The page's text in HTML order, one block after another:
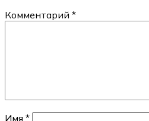
Комментарий *
Имя *